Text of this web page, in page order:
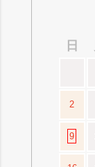
日
2
9